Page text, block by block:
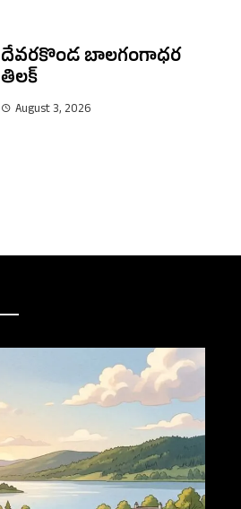
దేవరకొండ బాలగంగాధర
తిలక్
August 3, 2026